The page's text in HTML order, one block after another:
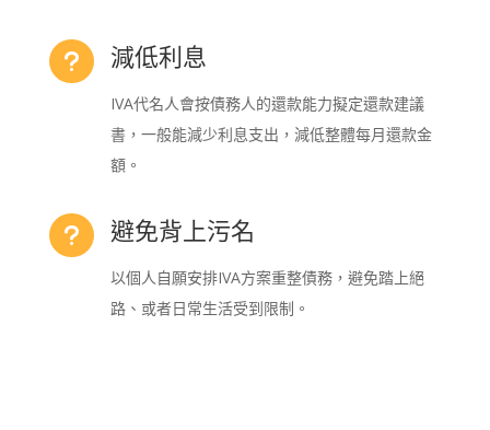
u 減低利息
IVA代名人會按債務人的還款能力擬定還款建議
書，一般能減少利息支出，減低整體每月還款金
額。
u 避免背上污名
以個人自願安排IVA方案重整債務，避免踏上絕
路、或者日常生活受到限制。